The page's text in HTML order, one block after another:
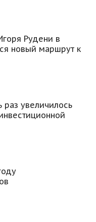
Рудени в
новый маршрут к
раз увеличилось